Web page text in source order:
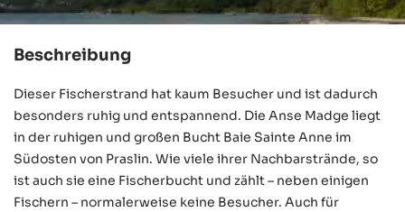
Beschreibung
Dieser Fischerstrand hat kaum Besucher und ist dadurch
besonders ruhig und entspannend. Die Anse Madge liegt
in der ruhigen und großen Bucht Baie Sainte Anne im
Südosten von Praslin. Wie viele ihrer Nachbarstrände, so
ist auch sie eine Fischerbucht und zählt – neben einigen
Fischern – normalerweise keine Besucher. Auch für